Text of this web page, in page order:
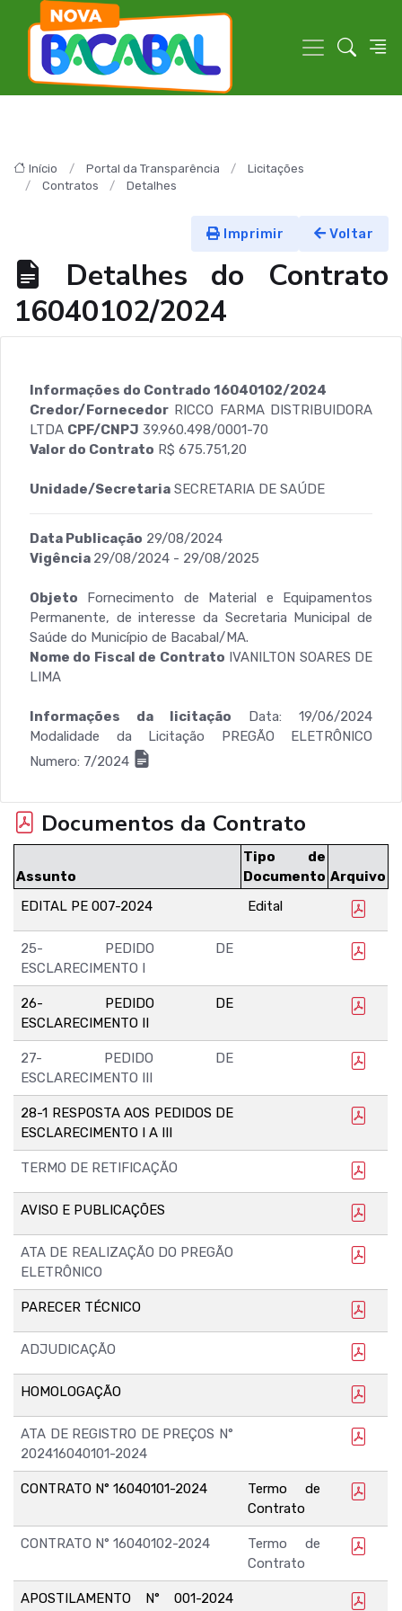
Início Portal da Transparência
Licitações
Contratos
Detalhes
Voltar
Imprimir
Detalhes do Contrato
16040102/2024
Informações do Contrado 16040102/2024
Credor/Fornecedor RICCO FARMA DISTRIBUIDORA
LTDA CPF/CNPJ 39.960.498/0001-70
Valor do Contrato R$ 675.751,20
Unidade/Secretaria SECRETARIA DE SAÚDE
Data Publicação 29/08/2024
Vigência 29/08/2024 - 29/08/2025
Objeto Fornecimento de Material e Equipamentos
Permanente, de interesse da Secretaria Municipal de
Saúde do Município de Bacabal/MA.
Nome do Fiscal de Contrato IVANILTON SOARES DE
LIMA
Informações da licitação Data: 19/06/2024
Modalidade da Licitação PREGÃO ELETRÔNICO
Numero: 7/2024
Documentos da Contrato
Assunto
Tipo de
Documento Arquivo
EDITAL PE 007-2024
Edital
25- PEDIDO DE
ESCLARECIMENTO I
26- PEDIDO DE
ESCLARECIMENTO II
27- PEDIDO DE
ESCLARECIMENTO III
28-1 RESPOSTA AOS PEDIDOS DE
ESCLARECIMENTO I A III
TERMO DE RETIFICAÇÃO
AVISO E PUBLICAÇÕES
ATA DE REALIZAÇÃO DO PREGÃO
ELETRÔNICO
PARECER TÉCNICO
ADJUDICAÇÃO
HOMOLOGAÇÃO
ATA DE REGISTRO DE PREÇOS N°
202416040101-2024
CONTRATO N° 16040101-2024
Termo de
Contrato
CONTRATO N° 16040102-2024
Termo de
Contrato
APOSTILAMENTO N° 001-2024